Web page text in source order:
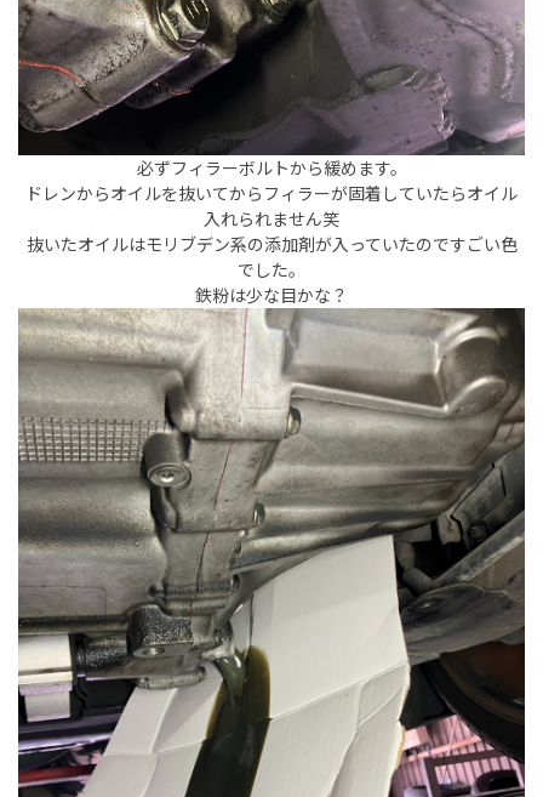
必ずフィラーボルトから緩めます。
ドレンからオイルを抜いてからフィラーが固着していたらオイル
入れられません笑
抜いたオイルはモリブデン系の添加剤が入っていたのですごい色
でした。
鉄粉は少な目かな？